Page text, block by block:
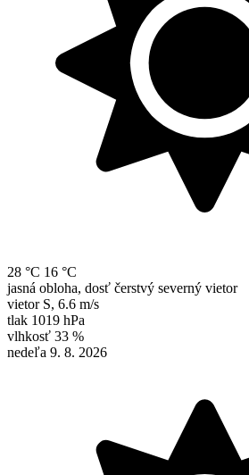
28 °C 16 °C
jasná obloha, dosť čerstvý severný vietor
vietor S, 6.6 m/s
tlak 1019 hPa
vlhkosť 33 %
nedeľa 9. 8. 2026